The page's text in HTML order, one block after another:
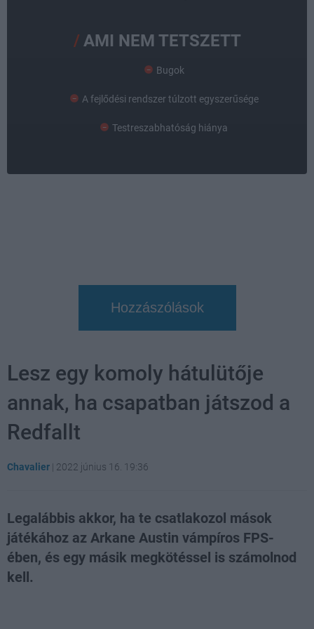
AMI NEM TETSZETT
Bugok
A fejlődési rendszer túlzott egyszerűsége
Testreszabhatóság hiánya
Hozzászólások
Lesz egy komoly hátulütője
annak, ha csapatban játszod a
Redfallt
Chavalier | 2022 június 16. 19:36
Legalábbis akkor, ha te csatlakozol mások
játékához az Arkane Austin vámpíros FPS-
ében, és egy másik megkötéssel is számolnod
kell.